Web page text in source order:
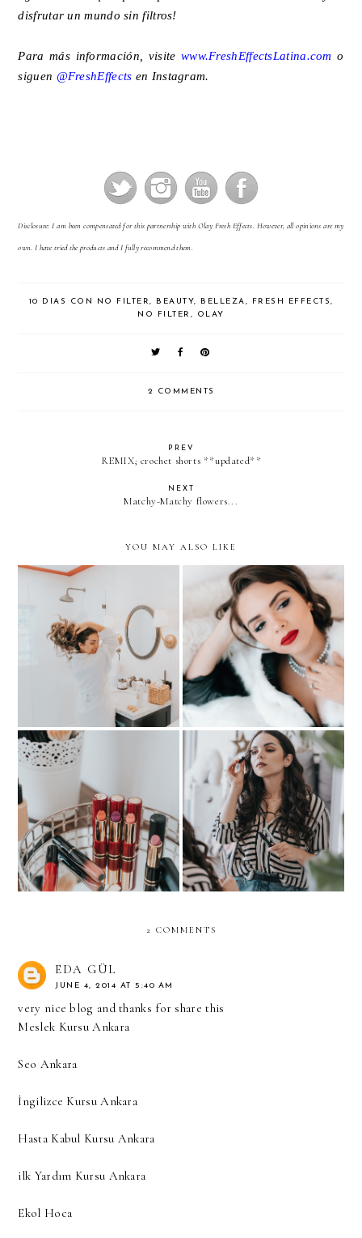
disfrutar un mundo sin filtros!
Para más información, visite www.FreshEffectsLatina.como
siguen @FreshEffects en Instagram.
Disclosure: I am been compensated for this partnership with Olay Fresh Effects. However, all opinions are my
own. I have tried the products and I fully recommend them.
10 DIAS CON NO FILTER, BEAUTY, BELLEZA, FRESH EFFECTS,
NO FILTER , OLAY
2 COMMENTS
PREV
REMIX; crochet shorts **updated**
NEXT
Matchy-Matchy flowers...
YOU MAY ALSO LIKE
Hair Rescue- anytime
anywhere!
BUSINESS OF
BLOGGING: Behind the
Scenes of a Beauty
Campaign
BEAUTY: My Lip
Wardrobe
The Secret to Long and
Healthy Lashes
2 COMMENTS
EDA GÜL
JUNE 4, 2014 AT 5:40 AM
very nice blog and thanks for share this
Meslek Kursu Ankara
Seo Ankara
İngilizce Kursu Ankara
Hasta Kabul Kursu Ankara
ilk Yardım Kursu Ankara
Ekol Hoca